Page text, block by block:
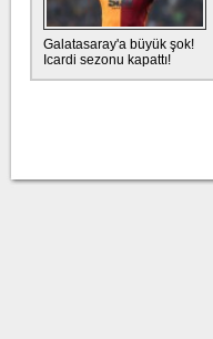
Galatasaray'a büyük şok!
Icardi sezonu kapattı!